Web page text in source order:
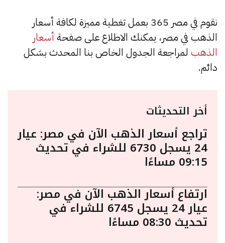
نقوم في مصر 365 بعمل تغطية مميزة لكافة أسعار
الذهب في مصر، يمكنك الاطلاع على صفحة أسعار
الذهب لمراجعة الجدول الخاص بنا المحدث بشكل
دائم.
أخر التحديثات
تراجع أسعار الذهب الآن في مصر: عيار
24 يسجل 6730 للشراء في تحديث
09:15 مساءًا
ارتفاع أسعار الذهب الآن في مصر:
عيار 24 يسجل 6745 للشراء في
تحديث 08:30 مساءًا